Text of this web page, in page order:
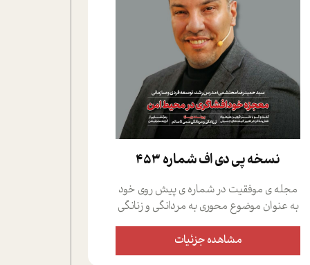
نسخه پي دي اف شماره 453
مجله ی موفقیت در شماره ی پیش روی خود
به عنوان موضوع محوری به مردانگی و زنانگی
سمی پرداخته است؛ علاوه بر این که؛ گفت و
گویی اختصاصی داشته ایم با فردین علیخواه،
جامعه شناس در بخش های مختلف تلاش
مشاهده جزئیات